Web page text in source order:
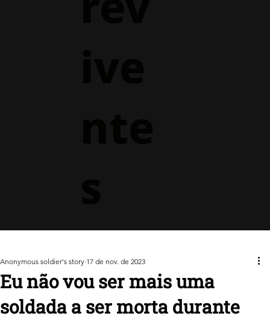
Eu não vou ser mais uma
soldada a ser morta durante
Anonymous soldier's story 17 de nov. de 2023